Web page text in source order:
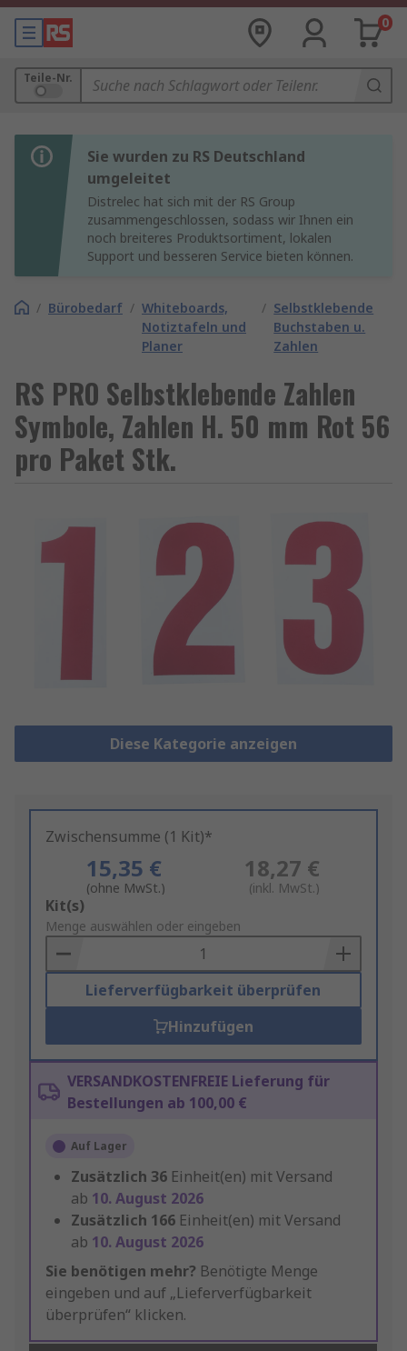
0
Teile-Nr.
Sie wurden zu RS Deutschland
umgeleitet
Distrelec hat sich mit der RS Group
zusammengeschlossen, sodass wir Ihnen ein
noch breiteres Produktsortiment, lokalen
Support und besseren Service bieten können.
/ Bürobedarf / Whiteboards,
Notiztafeln und
Planer
/ Selbstklebende
Buchstaben u.
Zahlen
RS PRO Selbstklebende Zahlen
Symbole, Zahlen H. 50 mm Rot 56
pro Paket Stk.
Diese Kategorie anzeigen
Zwischensumme (1 Kit)*
15,35 €
(ohne MwSt.)
18,27 €
(inkl. MwSt.)
Add
to
Basket
Kit(s)
Menge auswählen oder eingeben
Lieferverfügbarkeit überprüfen
Hinzufügen
VERSANDKOSTENFREIE Lieferung für
Bestellungen ab 100,00 €
Auf Lager
Zusätzlich 36 Einheit(en) mit Versand
ab 10. August 2026
Zusätzlich 166 Einheit(en) mit Versand
ab 10. August 2026
Sie benötigen mehr? Benötigte Menge
eingeben und auf „Lieferverfügbarkeit
überprüfen“ klicken.